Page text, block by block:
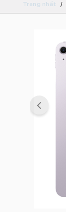
Trang nhất